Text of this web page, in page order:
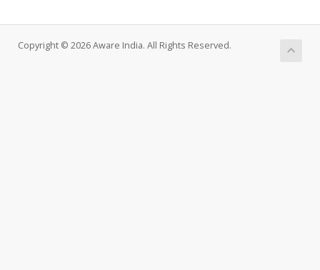
Copyright © 2026 Aware India. All Rights Reserved.